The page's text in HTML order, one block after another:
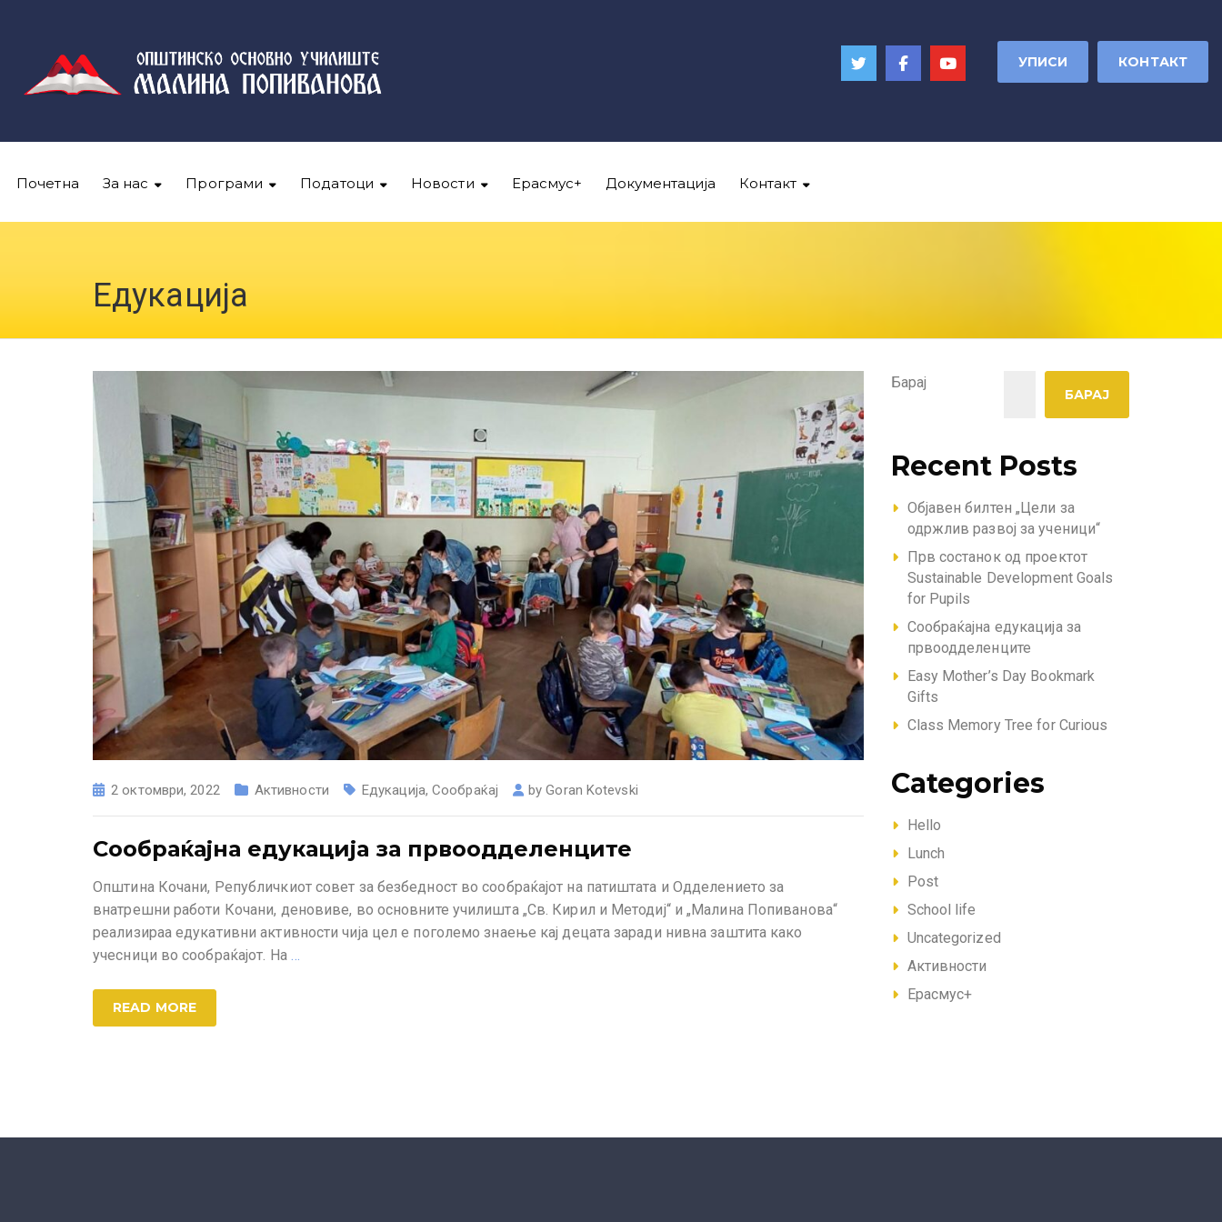
УПИСИ КОНТАКТ
Почетна За нас Програми Податоци Новости Ерасмус+ Документација Контакт
Едукација
2 октомври, 2022 Активности Едукација,Сообраќај byGoran Kotevski
Сообраќајна едукација за првоодделенците
Општина Кочани, Републичкиот совет за безбедност во сообраќајот на патиштата и Одделението за
внатрешни работи Кочани, деновиве, во основните училишта „Св. Кирил и Методиј“ и „Малина Попиванова“
реализираа едукативни активности чија цел е поголемо знаење кај децата заради нивна заштита како
учесници во сообраќајот. На …
READ MORE
Барај
БАРАЈ
Recent Posts
Објавен билтен „Цели за
одржлив развој за ученици“
Прв состанок од проектот
Sustainable Development Goals
for Pupils
Сообраќајна едукација за
првоодделенците
Easy Mother’s Day Bookmark
Gifts
Class Memory Tree for Curious
Categories
Hello
Lunch
Post
School life
Uncategorized
Активности
Ерасмус+